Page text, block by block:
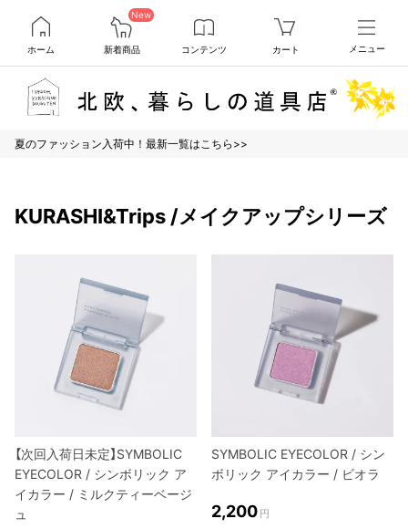
ホーム
New
新着商品 コンテンツ カート メニュー
夏のファッション入荷中！最新一覧はこちら>>
KURASHI&Trips /メイクアップシリーズ
【次回入荷日未定】SYMBOLIC
EYECOLOR / シンボリック ア
イカラー / ミルクティーベージ
ュ
SYMBOLIC EYECOLOR / シン
ボリック アイカラー / ビオラ
2,200 円